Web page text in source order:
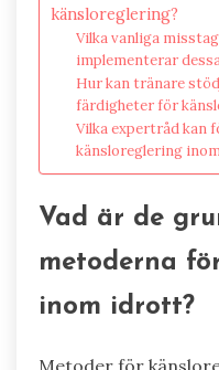
känsloreglering?
Vilka vanliga
implementerar
Hur kan tränare
färdigheter för
Vilka expertråd kan
känsloreglering
Vad är de
metoderna
inom idrott?
Metoder för